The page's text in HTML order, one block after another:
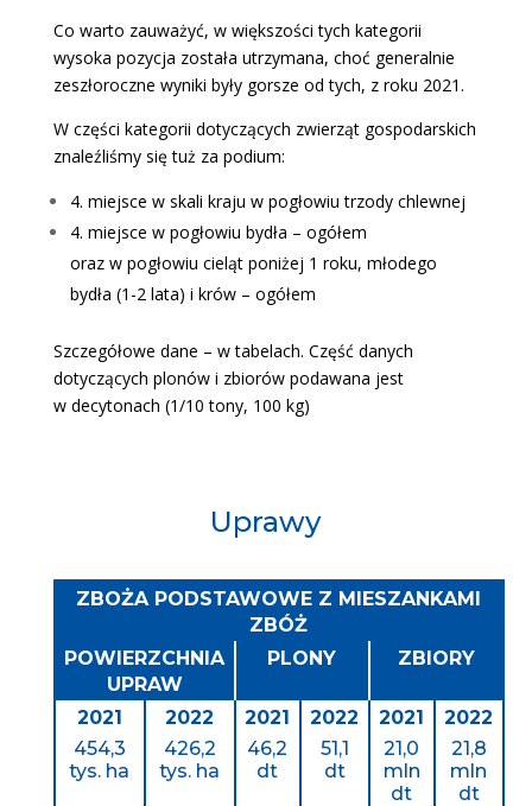
Co warto zauważyć, w większości tych kategorii
wysoka pozycja została utrzymana, choć generalnie
zeszłoroczne wyniki były gorsze od tych, z roku 2021.
W części kategorii dotyczących zwierząt gospodarskich
znaleźliśmy się tuż za podium:
4. miejsce w skali kraju w pogłowiu trzody chlewnej
4. miejsce w pogłowiu bydła – ogółem
oraz w pogłowiu cieląt poniżej 1 roku, młodego
bydła (1-2 lata) i krów – ogółem
Szczegółowe dane – w tabelach. Część danych
dotyczących plonów i zbiorów podawana jest
w decytonach (1/10 tony, 100 kg)
Uprawy
ZBOŻA PODSTAWOWE Z MIESZANKAMI
ZBÓŻ
POWIERZCHNIA
UPRAW
PLONY ZBIORY
2021 2022 2021 2022 2021
2022
454,3
tys. ha
426,2
tys. ha
46,2
dt
51,1
dt
21,0
mln
dt
21,8
mln
dt